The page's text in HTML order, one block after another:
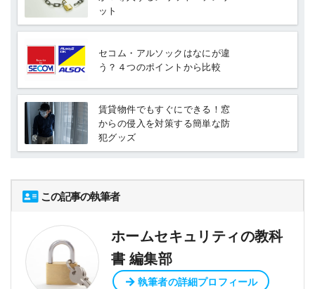
ット
セコム・アルソックはなにが違
う？４つのポイントから比較
賃貸物件でもすぐにできる！窓
からの侵入を対策する簡単な防
犯グッズ
この記事の執筆者
ホームセキュリティの教科
書 編集部
執筆者の詳細プロフィール